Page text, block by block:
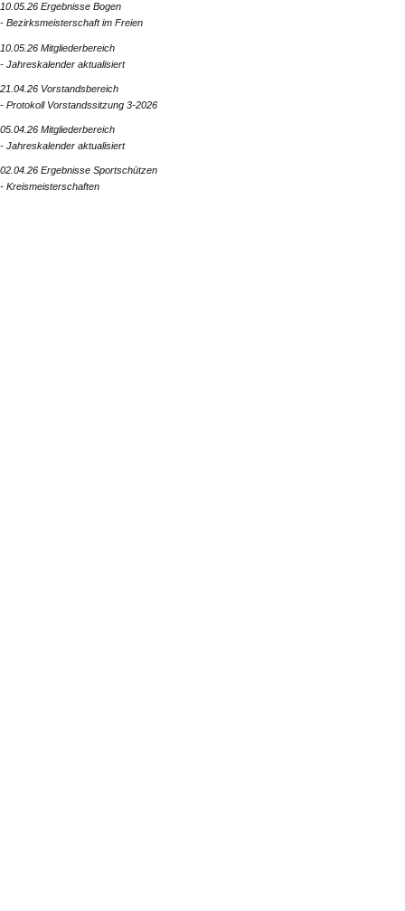
10.05.26 Ergebnisse Bogen
- Bezirksmeisterschaft im Freien
10.05.26 Mitgliederbereich
- Jahreskalender aktualisiert
21.04.26 Vorstandsbereich
- Protokoll Vorstandssitzung 3-2026
05.04.26 Mitgliederbereich
- Jahreskalender aktualisiert
02.04.26 Ergebnisse Sportschützen
- Kreismeisterschaften